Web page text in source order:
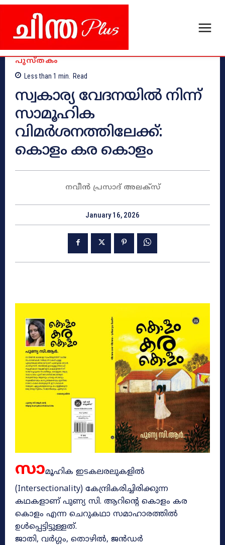
പുസ്തകം
Less than 1 min. Read
സ്വകാര്യ വേദനയിൽ നിന്ന്
സാമൂഹിക
വിമർശനത്തിലേക്ക്:
കൊളം കര കൊളം
നവീൻ പ്രസാദ് അലക്സ്‌
January 16, 2026
സാമൂഹിക ഇടകലരലുകളിൽ
(Intersectionality) കേന്ദ്രികരിച്ചിരിക്കുന്ന
കഥകളാണ് പുണ്യ സി. ആറിന്റെ കൊളം കര
കൊളം എന്ന ചെറുകഥാ സമാഹാരത്തിൽ
ഉൾപ്പെട്ടിട്ടുള്ളത്.
ജാതി, വർഗ്ഗം, തൊഴിൽ, ജൻഡർ